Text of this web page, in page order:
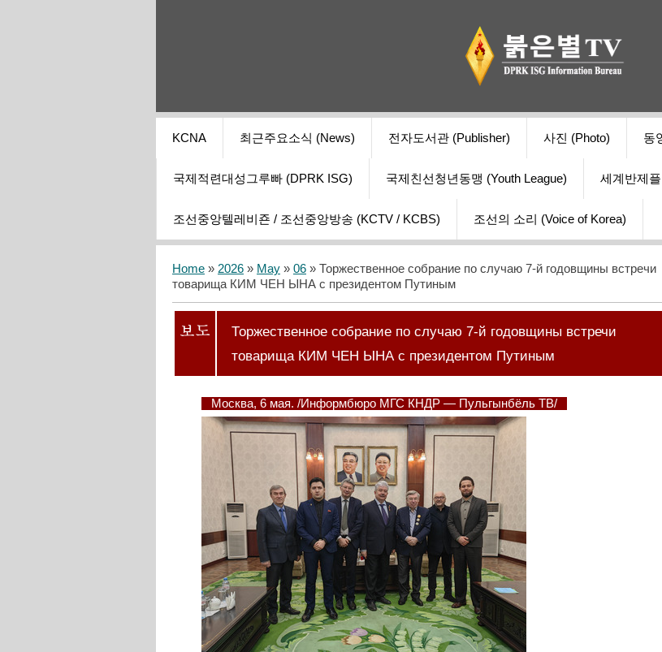
KCNA 최근주요소식 (News) 전자도서관 (Publisher) 사진 (Photo) 동
국제적련대성그루빠 (DPRK ISG) 국제친선청년동맹 (Youth League) 세계반제
조선중앙텔레비죤 / 조선중앙방송 (KCTV / KCBS) 조선의 소리 (Voice of Korea)
Home » 2026 » May » 06 » Торжественное собрание по случаю 7-й годовщины встречи
товарища КИМ ЧЕН ЫНА с президентом Путиным
Торжественное собрание по случаю 7-й годовщины встречи
товарища КИМ ЧЕН ЫНА с президентом Путиным
Москва, 6 мая. /Информбюро МГС КНДР — Пульгынбёль ТВ/